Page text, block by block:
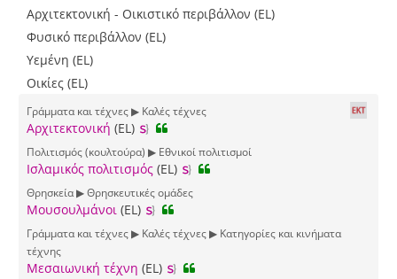
Αρχιτεκτονική - Οικιστικό περιβάλλον (EL)
Φυσικό περιβάλλον (EL)
Υεμένη (EL)
Οικίες (EL)
Γράμματα και τέχνες ▶ Καλές τέχνες
Αρχιτεκτονική (EL)
Πολιτισμός (κουλτούρα) ▶ Εθνικοί πολιτισμοί
Ισλαμικός πολιτισμός (EL)
Θρησκεία ▶ Θρησκευτικές ομάδες
Μουσουλμάνοι (EL)
Γράμματα και τέχνες ▶ Καλές τέχνες ▶ Κατηγορίες και κινήματα
τέχνης
Μεσαιωνική τέχνη (EL)